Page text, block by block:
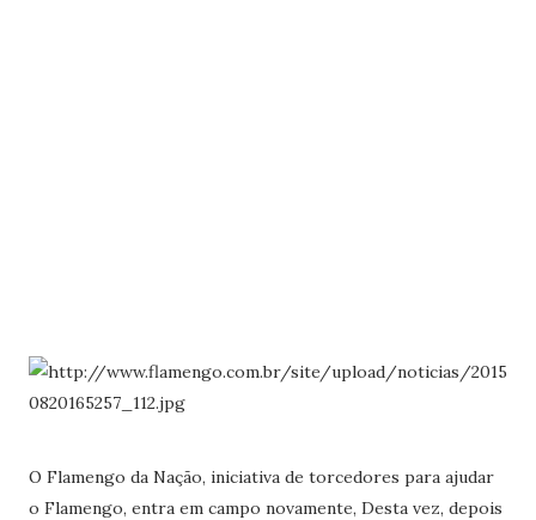
O Flamengo da Nação, iniciativa de torcedores para ajudar
o Flamengo, entra em campo novamente, Desta vez, depois